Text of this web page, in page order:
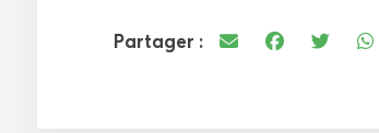
Partager :